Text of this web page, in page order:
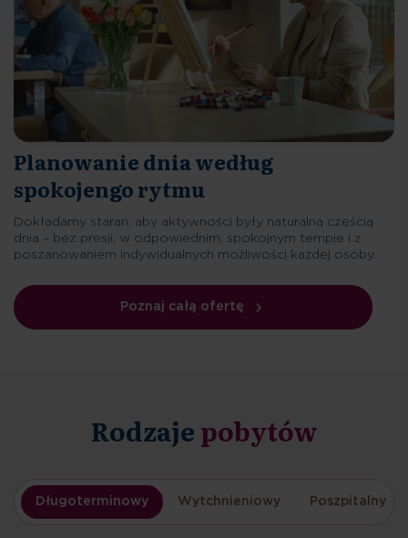
Planowanie dnia według
spokojengo rytmu
Dokładamy starań, aby aktywności były naturalną częścią
dnia – bez presji, w odpowiednim, spokojnym tempie i z
poszanowaniem indywidualnych możliwości każdej osoby.
Poznaj całą ofertę
Rodzajepobytów
Długoterminowy Wytchnieniowy Poszpitalny